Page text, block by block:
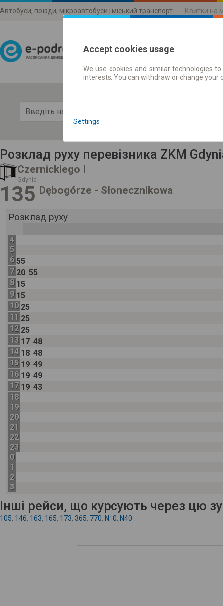
Автобуси, поїзди, мікроавтобуси і міський транспорт Квитки на
Розклади руху
Розклад руху перевізника ZKM
Czernickiego I
Gdynia
135 Dębogórze - Słonecznikowa
Розклад руху
4
5
6 55
7 20 55
8 15
9 15
10 25
11 25
12 25
13 17 48
14 18 48
15 19 49
16 19 49
17 19 43
18
19
20
21
22
23
0
1
2
3
Інші рейси, що курсують через цю
105, 146, 163, 165, 173, 365, 770, N10, N40
Accept cookies usage
We use cookies and similar technologies
interests. You can withdraw or change
Settings